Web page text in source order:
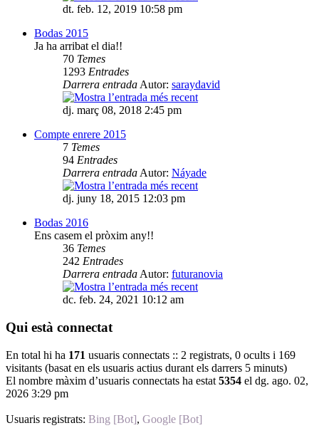
dt. feb. 12, 2019 10:58 pm
Bodas 2015
Ja ha arribat el dia!!
70 Temes
1293 Entrades
Darrera entrada Autor: saraydavid
dj. març 08, 2018 2:45 pm
Compte enrere 2015
7 Temes
94 Entrades
Darrera entrada Autor: Náyade
dj. juny 18, 2015 12:03 pm
Bodas 2016
Ens casem el pròxim any!!
36 Temes
242 Entrades
Darrera entrada Autor: futuranovia
dc. feb. 24, 2021 10:12 am
Qui està connectat
En total hi ha 171 usuaris connectats :: 2 registrats, 0 ocults i 169
visitants (basat en els usuaris actius durant els darrers 5 minuts)
El nombre màxim d’usuaris connectats ha estat 5354 el dg. ago. 02,
2026 3:29 pm
Usuaris registrats: Bing [Bot], Google [Bot]